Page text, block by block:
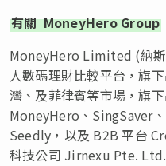
有關MoneyHero Group
MoneyHero Limited (納
人數碼理財比較平台，旗
灣、及菲律賓等市場，旗
MoneyHero、SingSaver
Seedly，以及 B2B 平台
科技公司 Jirnexu Pte.